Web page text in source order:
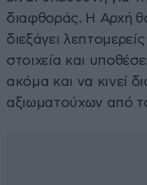
διαφθοράς. Η Αρχή
διεξάγει
στοιχεία και
ακόμα και να κινεί
αξιωματούχων από